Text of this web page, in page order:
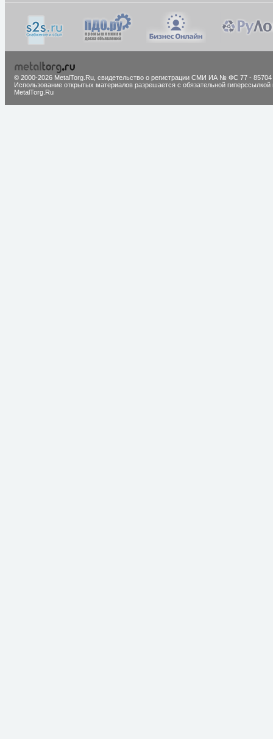
© 2000-2026 MetalTorg.Ru, cвидетельство о регистрации СМИ ИА № ФС 77 - 85704
Использование открытых материалов разрешается с обязательной гиперссылкой
MetalTorg.Ru